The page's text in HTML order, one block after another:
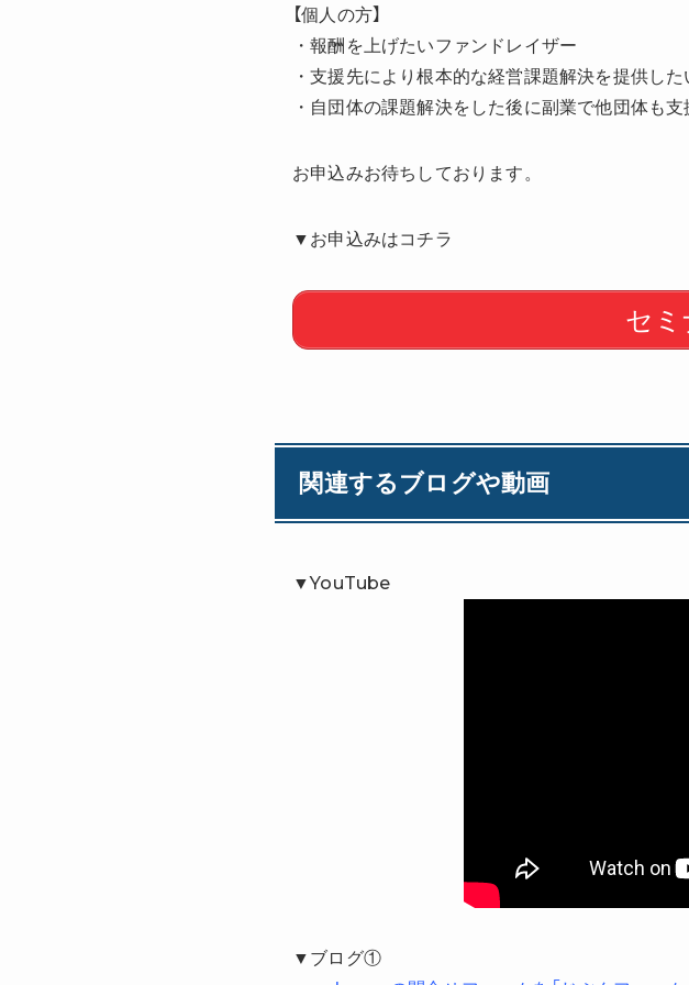
【個人の方】
・報酬を上げたいファンドレイザー
・支援先により根本的な経営課題解決を提供し
・自団体の課題解決をした後に副業で他団体も
お申込みお待ちしております。
▼お申込みはコチラ
セ
関連するブログや動画
▼YouTube
▼ブログ①